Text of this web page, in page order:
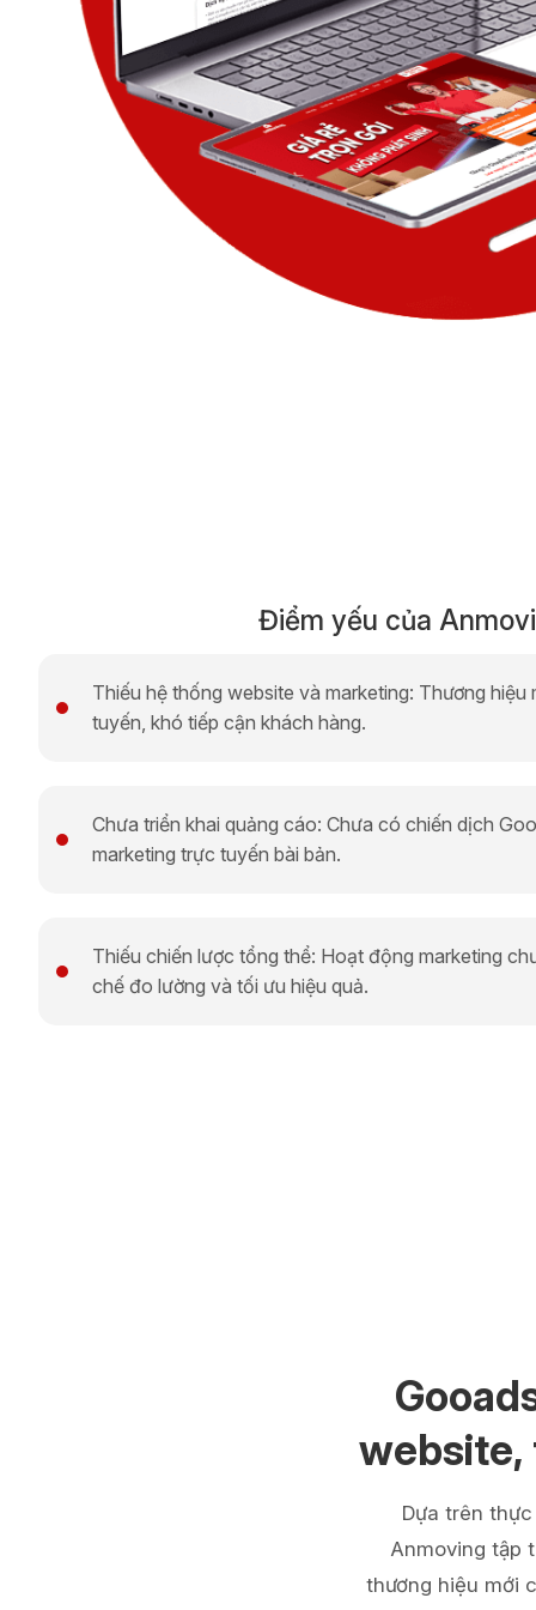
Điểm yếu của
Thiếu hệ thống website và marketing: Thương
tuyến, khó tiếp cận khách hàng.
Chưa triển khai quảng cáo: Chưa có chiến dịch
marketing trực tuyến bài bản.
Thiếu chiến lược tổng thể: Hoạt động marketing
chế đo lường và tối ưu hiệu quả.
website,
Dựa trên
Anmoving tập
thương hiệu mới